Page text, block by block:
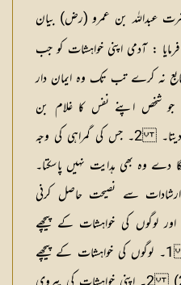
بن عمرو (رض) بیان
: آدمی اپنی خواہشات کو جب
نہ کرے تب تک وہ ایمان دار
جو شخص اپنے نفس کا غلام بن
جائے اللہ تعالیٰ اسے ہدایت نہیں دیتا۔ 2۔ جس کی گمراہی کی وجہ
دے وہ بھی ہدایت نہیں پاسکتا۔
ارشادات سے نصیحت حاصل کرنی
لوگوں کی خواہشات کے پیچھے
1۔ لوگوں کی خواہشات کے پیچھے